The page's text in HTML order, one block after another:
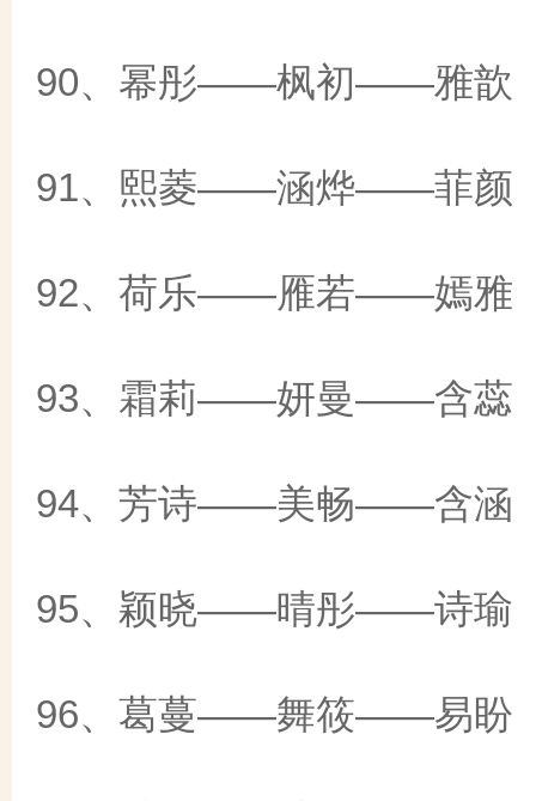
90、幂彤——枫初——雅歆
91、熙菱——涵烨——菲颜
92、荷乐——雁若——嫣雅
93、霜莉——妍曼——含蕊
94、芳诗——美畅——含涵
95、颖晓——晴彤——诗瑜
96、葛蔓——舞筱——易盼